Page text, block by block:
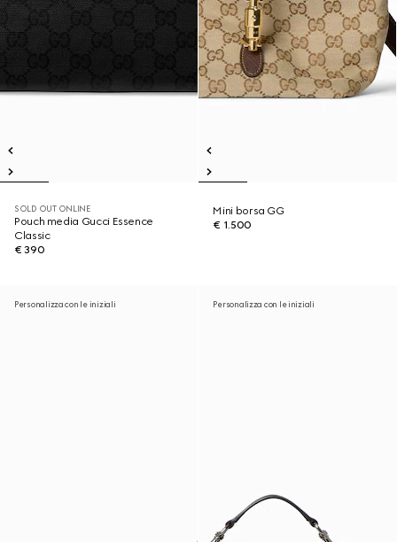
SOLD OUT ONLINE
Pouch media Gucci Essence
Classic
€ 390
Mini borsa GG
€ 1.500
Personalizza con le iniziali Personalizza con le iniziali